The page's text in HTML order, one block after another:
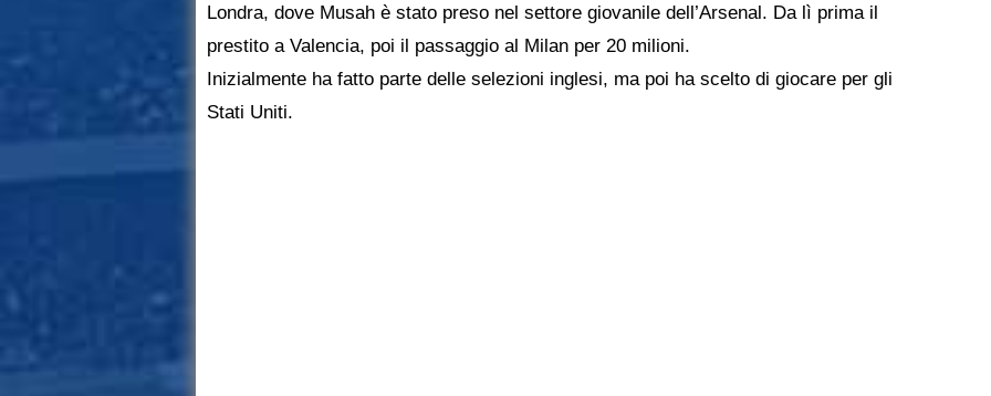
Londra, dove Musah è stato preso nel settore giovanile dell’Arsenal. Da lì prima il
prestito a Valencia, poi il passaggio al Milan per 20 milioni.
Inizialmente ha fatto parte delle selezioni inglesi, ma poi ha scelto di giocare per gli
Stati Uniti.